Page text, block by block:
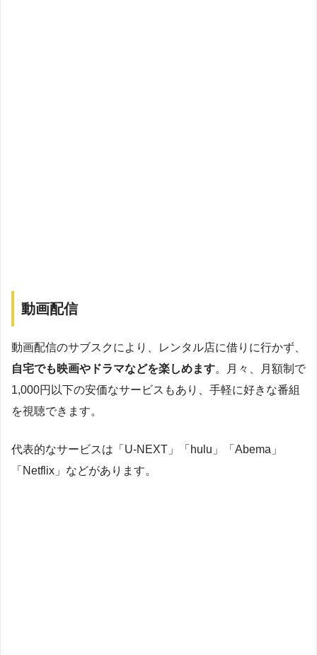
動画配信
動画配信のサブスクにより、レンタル店に借りに行かず、
自宅でも映画やドラマなどを楽しめます。月々、月額制で
1,000円以下の安価なサービスもあり、手軽に好きな番組
を視聴できます。
代表的なサービスは「U-NEXT」「hulu」「Abema」
「Netflix」などがあります。